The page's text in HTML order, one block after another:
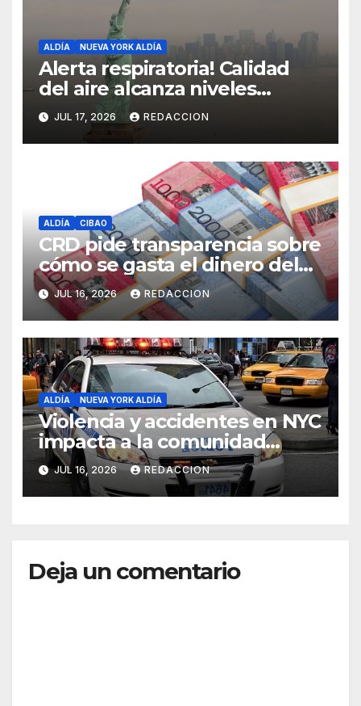
ALDÍA NUEVA YORK ALDÍA
Alerta respiratoria! Calidad
del aire alcanza niveles
peligrosos en NYC
JUL 17, 2026 REDACCION
ALDÍA CIBAO
CRD pide transparencia sobre
cómo se gasta el dinero del
Seguro Familiar de Salud
JUL 16, 2026 REDACCION
ALDÍA NUEVA YORK ALDÍA
Violencia y accidentes en NYC
impacta a la comunidad
dominicana
JUL 16, 2026 REDACCION
Deja un comentario